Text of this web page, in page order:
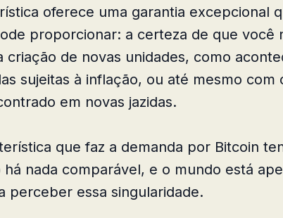
oferece uma garantia excepcional
proporcionar: a certeza de que você
criação de novas unidades, como
sujeitas à inflação, ou até mesmo com
em novas jazidas.
que faz a demanda por Bitcoin
nada comparável, e o mundo está
perceber essa singularidade.